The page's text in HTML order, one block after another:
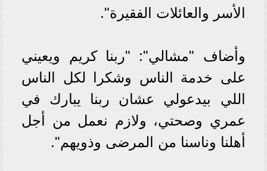
الأسر والعائلات الفقيرة".
وأضاف "مشالي": "ربنا كريم ويعيني
على خدمة الناس وشكرا لكل الناس
اللي بيدعولي عشان ربنا يبارك في
عمري وصحتي، ولازم نعمل من أجل
أهلنا وناسنا من المرضى وذويهم".